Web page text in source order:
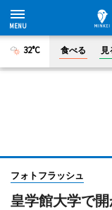
32°C 食べる 見
フォトフラッシュ
皇学館大学で